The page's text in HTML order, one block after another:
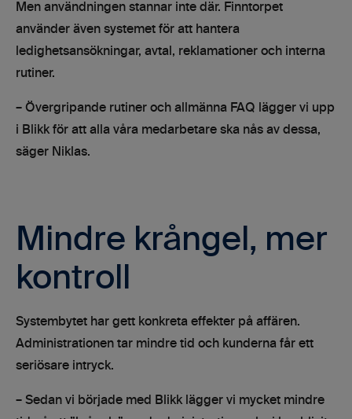
Men användningen stannar inte där. Finntorpet
använder även systemet för att hantera
ledighetsansökningar, avtal, reklamationer och interna
rutiner.
– Övergripande rutiner och allmänna FAQ lägger vi upp
i Blikk för att alla våra medarbetare ska nås av dessa,
säger Niklas.
Mindre krångel, mer
kontroll
Systembytet har gett konkreta effekter på affären.
Administrationen tar mindre tid och kunderna får ett
seriösare intryck.
– Sedan vi började med Blikk lägger vi mycket mindre